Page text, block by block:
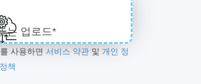
는 업로드*
사용하면 서비스 약관 및 개인 정
책